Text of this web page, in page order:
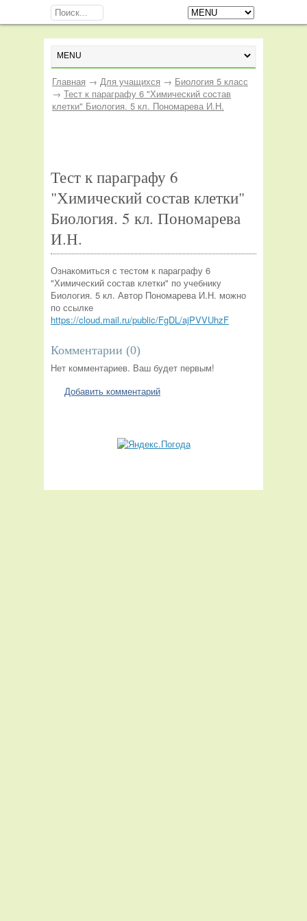
Главная → Для учащихся → Биология 5 класс
→ Тест к параграфу 6 "Химический состав
клетки" Биология. 5 кл. Пономарева И.Н.
Тест к параграфу 6
"Химический состав клетки"
Биология. 5 кл. Пономарева
И.Н.
Ознакомиться с тестом к параграфу 6
"Химический состав клетки" по учебнику
Биология. 5 кл. Автор Пономарева И.Н. можно
по ссылке
https://cloud.mail.ru/public/FgDL/ajPVVUhzF
Комментарии (0)
Нет комментариев. Ваш будет первым!
Добавить комментарий